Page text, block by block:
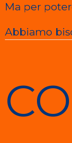
Ma per
Abbiamo